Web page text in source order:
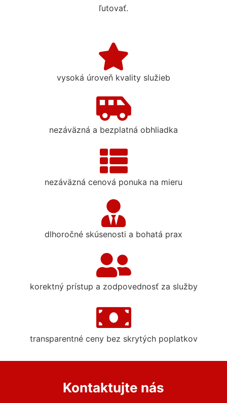
ľutovať.
vysoká úroveň kvality služieb
nezáväzná a bezplatná obhliadka
nezáväzná cenová ponuka na mieru
dlhoročné skúsenosti a bohatá prax
korektný prístup a zodpovednosť za služby
transparentné ceny bez skrytých poplatkov
Kontaktujte nás